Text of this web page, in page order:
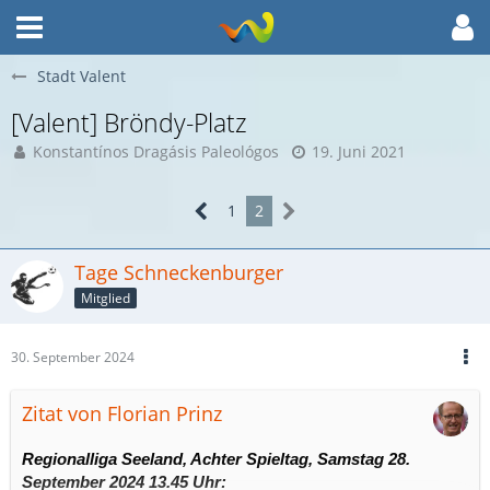
Stadt Valent
[Valent] Bröndy-Platz
Konstantínos Dragásis Paleológos 19. Juni 2021
1 2
Tage Schneckenburger
Mitglied
30. September 2024
Zitat von Florian Prinz
Regionalliga Seeland, Achter Spieltag, Samstag 28.
September 2024 13.45 Uhr: